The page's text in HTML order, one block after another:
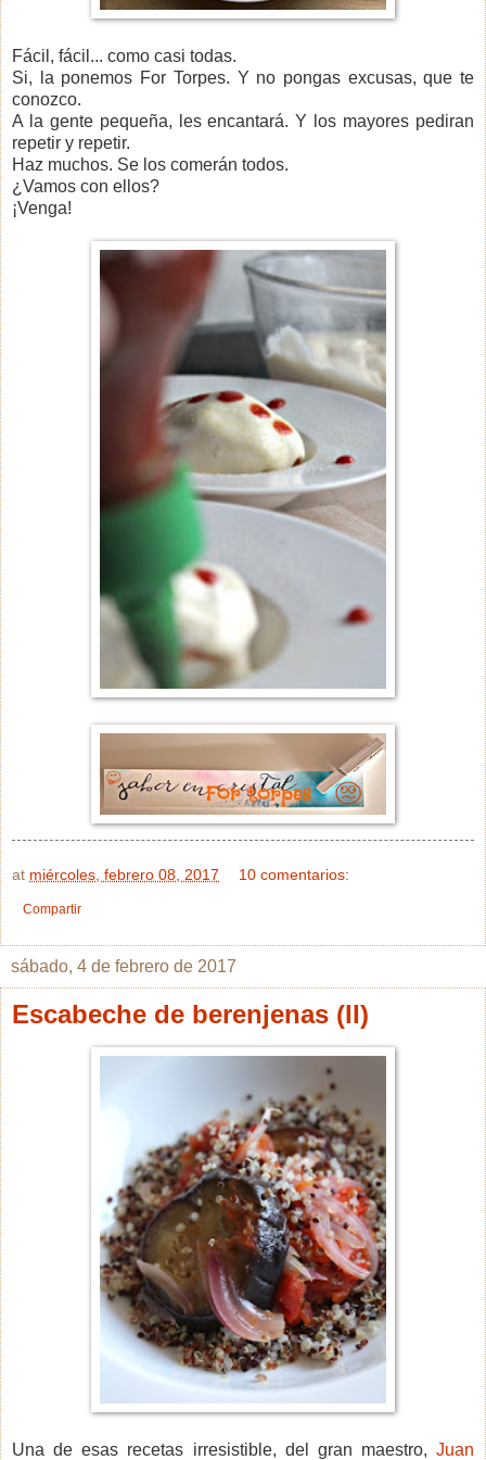
Fácil, fácil... como casi todas.
Si, la ponemos For Torpes. Y no pongas excusas, que te
conozco.
A la gente pequeña, les encantará. Y los mayores pediran
repetir y repetir.
Haz muchos. Se los comerán todos.
¿Vamos con ellos?
¡Venga!
at miércoles, febrero 08, 2017 10 comentarios:
Compartir
sábado, 4 de febrero de 2017
Escabeche de berenjenas (II)
Una de esas recetas irresistible, del gran maestro, Juan